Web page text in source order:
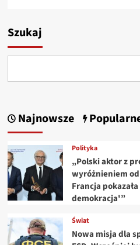
Szukaj
Najnowsze
Polityka
„Polski aktor z
wyróżnieniem
Francja
demokracja'”
Świat
Nowa misja dla